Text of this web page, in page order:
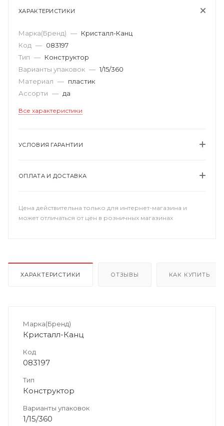
ХАРАКТЕРИСТИКИ
Марка(Бренд) — Кристалл-Канц
Код — 083197
Тип — Конструктор
Варианты упаковок — 1/15/360
Материал — пластик
Ассорти — да
Все характеристики
УСЛОВИЯ ГАРАНТИИ
ОПЛАТА И ДОСТАВКА
Цена действительна только для интернет-магазина и
может отличаться от цен в розничных магазинах
ХАРАКТЕРИСТИКИ ОТЗЫВЫ КАК КУПИТЬ
Марка(Бренд)
Кристалл-Канц
Код
083197
Тип
Конструктор
Варианты упаковок
1/15/360